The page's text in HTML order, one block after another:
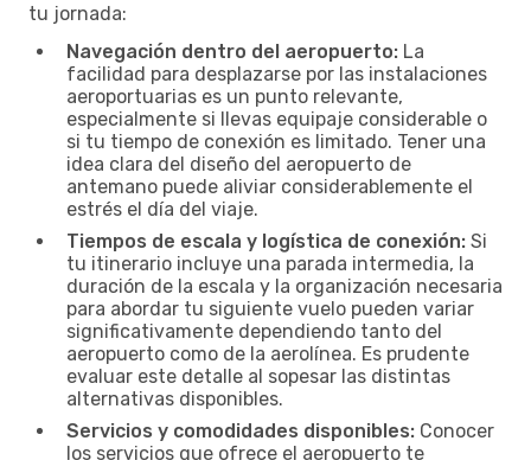
tu jornada:
Navegación dentro del aeropuerto: La
facilidad para desplazarse por las instalaciones
aeroportuarias es un punto relevante,
especialmente si llevas equipaje considerable o
si tu tiempo de conexión es limitado. Tener una
idea clara del diseño del aeropuerto de
antemano puede aliviar considerablemente el
estrés el día del viaje.
Tiempos de escala y logística de conexión: Si
tu itinerario incluye una parada intermedia, la
duración de la escala y la organización necesaria
para abordar tu siguiente vuelo pueden variar
significativamente dependiendo tanto del
aeropuerto como de la aerolínea. Es prudente
evaluar este detalle al sopesar las distintas
alternativas disponibles.
Servicios y comodidades disponibles: Conocer
los servicios que ofrece el aeropuerto te